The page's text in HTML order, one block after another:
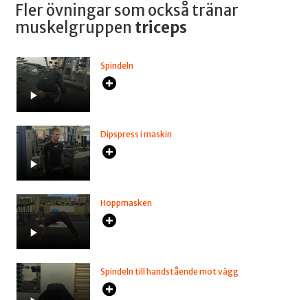
Fler övningar som också tränar
muskelgruppen triceps
Spindeln
Dipspress i maskin
Hoppmasken
Spindeln till handstående mot vägg